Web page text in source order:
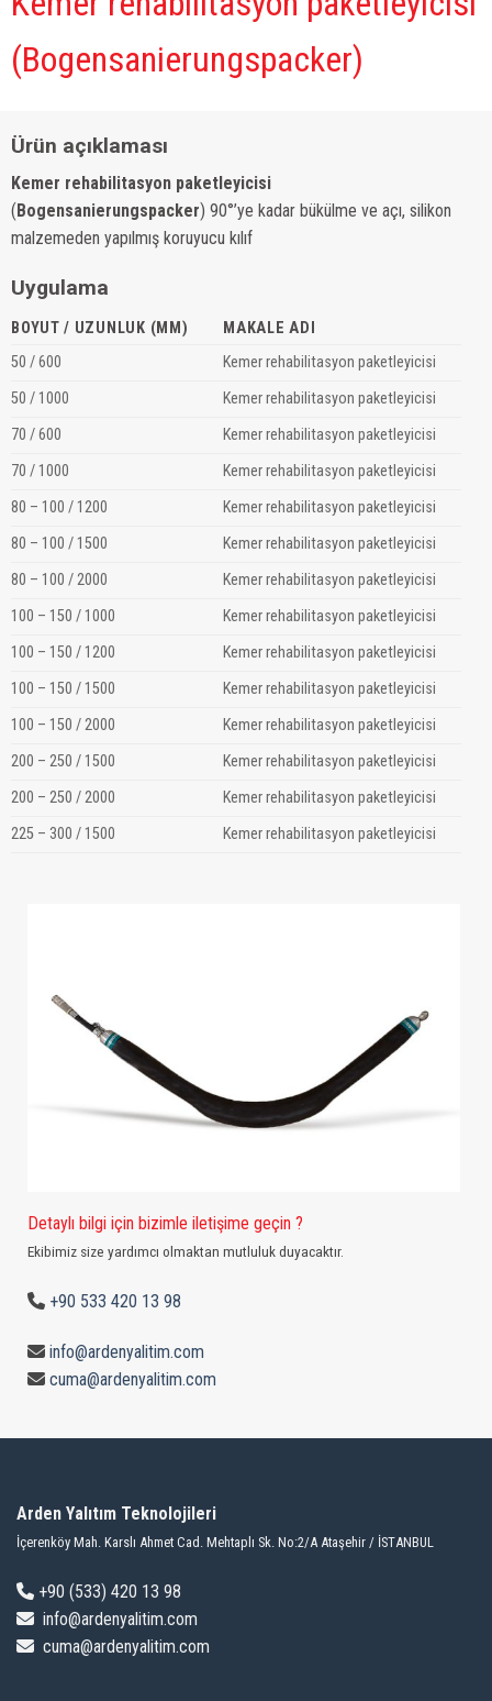
(Bogensanierungspacker)
Ürün açıklaması
Kemer rehabilitasyon paketleyicisi
( Bogensanierungspacker) 90°’ye kadar bükülme ve açı, silikon
malzemeden yapılmış koruyucu kılıf
Uygulama
BOYUT / UZUNLUK (MM)
MAKALE ADI
50 / 600
Kemer rehabilitasyon paketleyicisi
50 / 1000
Kemer rehabilitasyon paketleyicisi
70 / 600
Kemer rehabilitasyon paketleyicisi
70 / 1000
Kemer rehabilitasyon paketleyicisi
80 – 100 / 1200
Kemer rehabilitasyon paketleyicisi
80 – 100 / 1500
Kemer rehabilitasyon paketleyicisi
80 – 100 / 2000
Kemer rehabilitasyon paketleyicisi
100 – 150 / 1000
Kemer rehabilitasyon paketleyicisi
100 – 150 / 1200
Kemer rehabilitasyon paketleyicisi
100 – 150 / 1500
Kemer rehabilitasyon paketleyicisi
100 – 150 / 2000
Kemer rehabilitasyon paketleyicisi
200 – 250 / 1500
Kemer rehabilitasyon paketleyicisi
200 – 250 / 2000
Kemer rehabilitasyon paketleyicisi
225 – 300 / 1500
Kemer rehabilitasyon paketleyicisi
Detaylı bilgi için bizimle iletişime geçin ?
Ekibimiz size yardımcı olmaktan mutluluk duyacaktır.
+90 533 420 13 98
info@ardenyalitim.com
cuma@ardenyalitim.com
Arden Yalıtım Teknolojileri
İçerenköy Mah. Karslı Ahmet Cad. Mehtaplı Sk. No:2/A Ataşehir / İSTANBUL
+90 (533) 420 13 98
info@ardenyalitim.com
cuma@ardenyalitim.com